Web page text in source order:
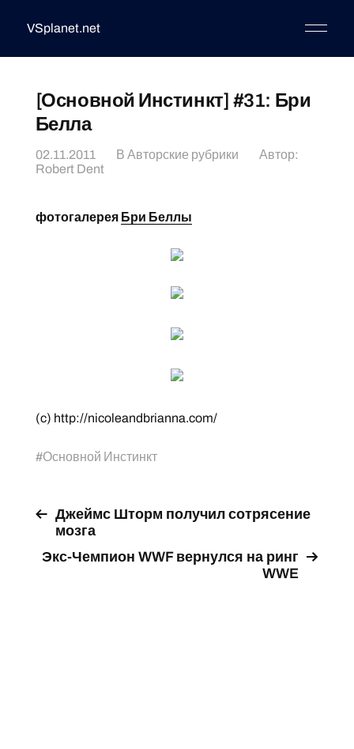
VSplanet.net
[Основной Инстинкт] #31: Бри
Белла
02.11.2011 В Авторские рубрики
Автор:
Robert Dent
фотогалерея Бри Беллы
(c) http://nicoleandbrianna.com/
#Основной Инстинкт
Джеймс Шторм получил сотрясение
мозга
Экс-Чемпион WWF вернулся на ринг
WWE